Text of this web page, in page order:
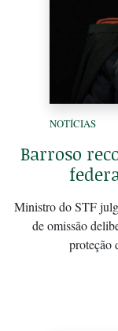
NOTÍCIAS
Barroso
Ministro do STF
de omissão
proteção